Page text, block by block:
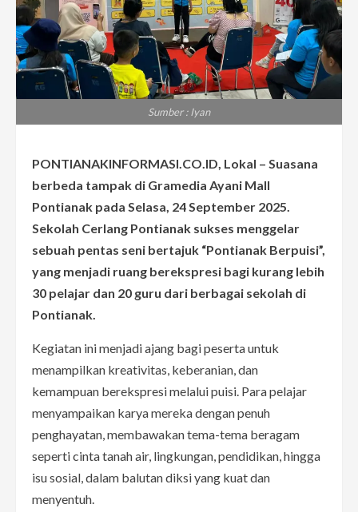
Sumber : Iyan
PONTIANAKINFORMASI.CO.ID, Lokal – Suasana
berbeda tampak di Gramedia Ayani Mall
Pontianak pada Selasa, 24 September 2025.
Sekolah Cerlang Pontianak sukses menggelar
sebuah pentas seni bertajuk “Pontianak Berpuisi”,
yang menjadi ruang berekspresi bagi kurang lebih
30 pelajar dan 20 guru dari berbagai sekolah di
Pontianak.
Kegiatan ini menjadi ajang bagi peserta untuk
menampilkan kreativitas, keberanian, dan
kemampuan berekspresi melalui puisi. Para pelajar
menyampaikan karya mereka dengan penuh
penghayatan, membawakan tema-tema beragam
seperti cinta tanah air, lingkungan, pendidikan, hingga
isu sosial, dalam balutan diksi yang kuat dan
menyentuh.